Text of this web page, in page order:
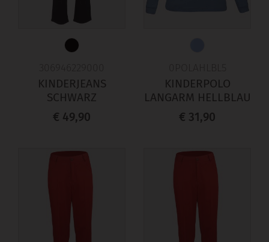
KINDERJEANS
SCHWARZ
€ 49,90
KINDERPOLO
LANGARM HELLBLAU
€ 31,90